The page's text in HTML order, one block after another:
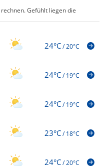
Gefühlt liegen die
24°C/20°C
24°C/19°C
24°C/19°C
23°C/18°C
24°C/20°C